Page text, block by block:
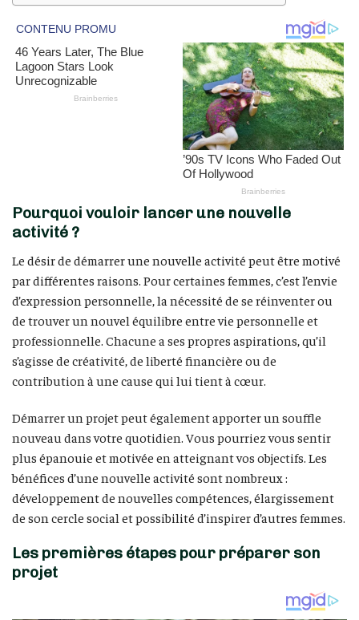
Pourquoi vouloir lancer une nouvelle
activité ?
Le désir de démarrer une nouvelle activité peut être motivé
par différentes raisons. Pour certaines femmes, c’est l’envie
d’expression personnelle, la nécessité de se réinventer ou
de trouver un nouvel équilibre entre vie personnelle et
professionnelle. Chacune a ses propres aspirations, qu’il
s’agisse de créativité, de liberté financière ou de
contribution à une cause qui lui tient à cœur.
Démarrer un projet peut également apporter un souffle
nouveau dans votre quotidien. Vous pourriez vous sentir
plus épanouie et motivée en atteignant vos objectifs. Les
bénéfices d’une nouvelle activité sont nombreux :
développement de nouvelles compétences, élargissement
de son cercle social et possibilité d’inspirer d’autres femmes.
Les premières étapes pour préparer son
projet